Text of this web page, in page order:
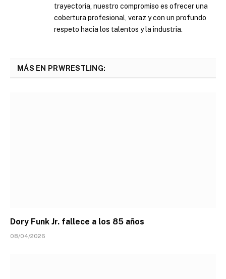
trayectoria, nuestro compromiso es ofrecer una
cobertura profesional, veraz y con un profundo
respeto hacia los talentos y la industria.
MÁS EN PRWRESTLING:
Dory Funk Jr. fallece a los 85 años
08/04/2026